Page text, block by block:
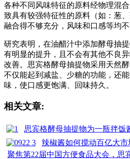
各种不同风味特征的原料经物理混
致具有较强特征性的原料（如：葱
融合得不够充分，风味和口感等均不
研究表明，在油醋汁中添加酵母抽
有明显的提升，且不会有其他不良
改善。思宾格酵母抽提物采用天然
不仅能起到减盐、少糖的功能，还
味，使口感更饱满、回味持久。
相关文章:
思宾格酵母抽提物为一瓶拌饭
辣椒酱如何搅动百亿大市
聚焦第22届中国方便食品大会，思